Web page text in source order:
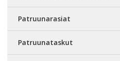
Patruunarasiat
Patruunataskut